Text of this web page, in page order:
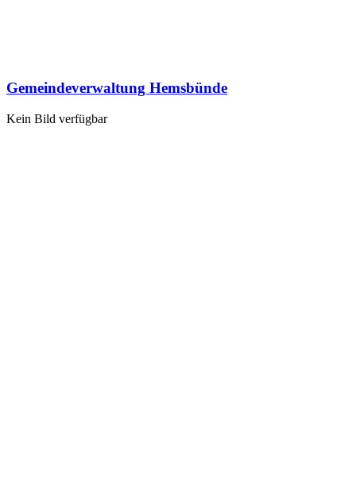
Gemeindeverwaltung Hemsbünde
Kein Bild verfügbar